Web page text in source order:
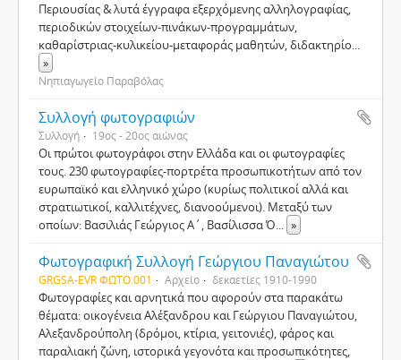
Περιουσίας & λυτά έγγραφα εξερχόμενης αλληλογραφίας,
περιοδικών στοιχείων-πινάκων-προγραμμάτων,
καθαρίστριας-κυλικείου-μεταφοράς μαθητών, διδακτηρίο...
»
Νηπιαγωγείο Παραβόλας
Συλλογή φωτογραφιών
Συλλογή 19ος - 20ος αιώνας
Οι πρώτοι φωτογράφοι στην Ελλάδα και οι φωτογραφίες
τους. 230 φωτογραφίες-πορτρέτα προσωπικοτήτων από τον
ευρωπαϊκό και ελληνικό χώρο (κυρίως πολιτικοί αλλά και
στρατιωτικοί, καλλιτέχνες, διανοούμενοι). Μεταξύ των
οποίων: Βασιλιάς Γεώργιος Α΄, Βασίλισσα Ό... »
Φωτογραφική Συλλογή Γεώργιου Παναγιώτου
GRGSA-EVR ΦΩΤΟ.001 Αρχείο δεκαετίες 1910-1990
Φωτογραφίες και αρνητικά που αφορούν στα παρακάτω
θέματα: οικογένεια Αλέξανδρου και Γεώργιου Παναγιώτου,
Αλεξανδρούπολη (δρόμοι, κτίρια, γειτονιές), φάρος και
παραλιακή ζώνη, ιστορικά γεγονότα και προσωπικότητες,